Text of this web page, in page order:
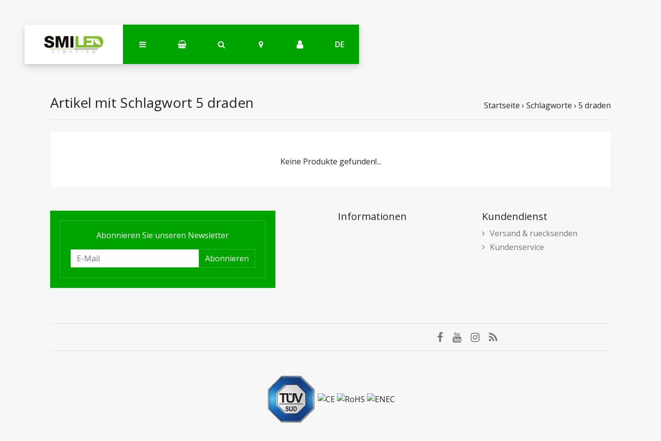
DE
Artikel mit Schlagwort 5 draden Startseite › Schlagworte › 5 draden
Keine Produkte gefunden!...
Abonnieren Sie unseren Newsletter
Abonnieren
Informationen Kundendienst
Versand & ruecksenden
Kundenservice